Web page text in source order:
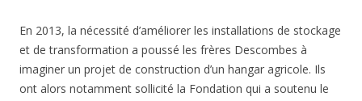
En 2013, la nécessité d’améliorer les installations de stockage
et de transformation a poussé les frères Descombes à
imaginer un projet de construction d’un hangar agricole. Ils
ont alors notamment sollicité la Fondation qui a soutenu le